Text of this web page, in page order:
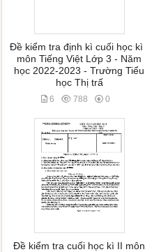
Đề kiểm tra định kì cuối học kì I
môn Tiếng Việt Lớp 3 - Năm
học 2022-2023 - Trường Tiểu
học Thị trấ
6 788 0
Đề kiểm tra cuối học kì II môn